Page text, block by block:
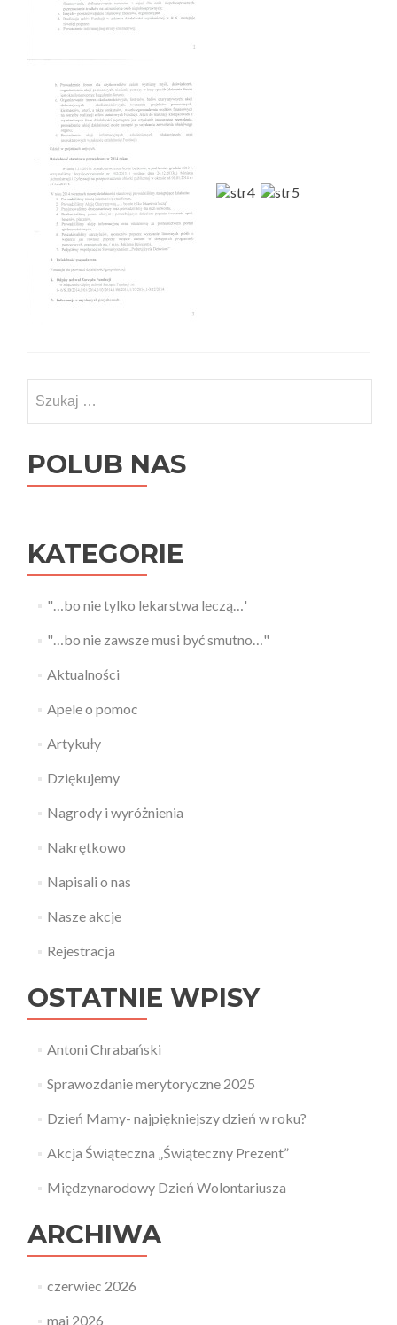
POLUB NAS
KATEGORIE
"…bo nie tylko lekarstwa leczą…'
"…bo nie zawsze musi być smutno…"
Aktualności
Apele o pomoc
Artykuły
Dziękujemy
Nagrody i wyróżnienia
Nakrętkowo
Napisali o nas
Nasze akcje
Rejestracja
OSTATNIE WPISY
Antoni Chrabański
Sprawozdanie merytoryczne 2025
Dzień Mamy- najpiękniejszy dzień w roku?
Akcja Świąteczna „Świąteczny Prezent”
Międzynarodowy Dzień Wolontariusza
ARCHIWA
czerwiec 2026
maj 2026